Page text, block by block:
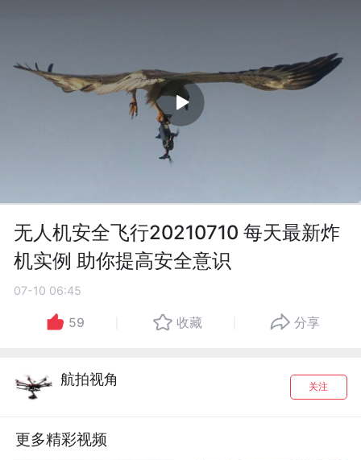
无人机安全飞行20210710 每天最新炸
机实例 助你提高安全意识
07-10 06:45
59 收藏 分享
航拍视角 关注
更多精彩视频